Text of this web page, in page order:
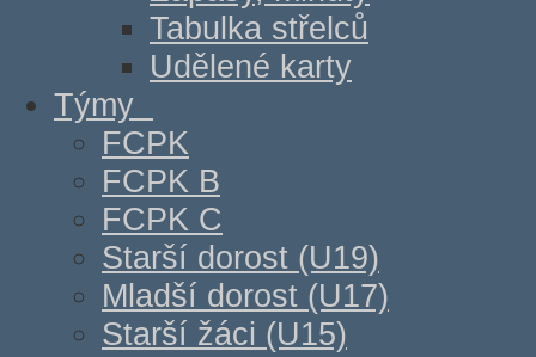
Tabulka střelců
Udělené karty
Týmy
FCPK
FCPK B
FCPK C
Starší dorost (U19)
Mladší dorost (U17)
Starší žáci (U15)